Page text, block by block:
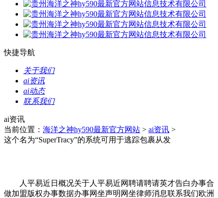
快捷导航
关于我们
ai资讯
ai动态
联系我们
ai资讯
当前位置： 海洋之神hy590最新官方网站 > ai资讯 >
这个名为“SuperTracy”的系统可用于逃踪包裹从发
人平易近日概况关于人平易近网聘请聘请英才告白办事合
做加盟版权办事数据办事网坐声明网坐律师消息联系我们欧洲